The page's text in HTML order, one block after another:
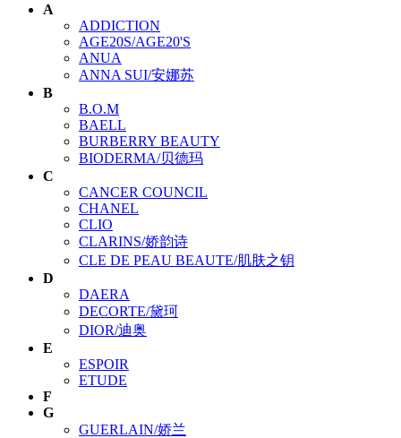
A
ADDICTION
AGE20S/AGE20'S
ANUA
ANNA SUI/安娜苏
B
B.O.M
BAELL
BURBERRY BEAUTY
BIODERMA/贝德玛
C
CANCER COUNCIL
CHANEL
CLIO
CLARINS/娇韵诗
CLE DE PEAU BEAUTE/肌肤之钥
D
DAERA
DECORTE/黛珂
DIOR/迪奥
E
ESPOIR
ETUDE
F
G
GUERLAIN/娇兰